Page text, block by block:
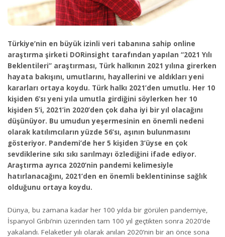
Türkiye’nin en büyük izinli veri tabanına sahip online
araştırma şirketi DORinsight tarafından yapılan “2021 Yılı
Beklentileri” araştırması, Türk halkının 2021 yılına girerken
hayata bakışını, umutlarını, hayallerini ve aldıkları yeni
kararları ortaya koydu. Türk halkı 2021’den umutlu. Her 10
kişiden 6’sı yeni yıla umutla girdiğini söylerken her 10
kişiden 5’i, 2021’in 2020’den çok daha iyi bir yıl olacağını
düşünüyor. Bu umudun yeşermesinin en önemli nedeni
olarak katılımcıların yüzde 56’sı, aşının bulunmasını
gösteriyor. Pandemi’de her 5 kişiden 3’üyse en çok
sevdiklerine sıkı sıkı sarılmayı özlediğini ifade ediyor.
Araştırma ayrıca 2020’nin pandemi kelimesiyle
hatırlanacağını, 2021’den en önemli beklentininse sağlık
olduğunu ortaya koydu.
Dünya, bu zamana kadar her 100 yılda bir görülen pandemiye,
İspanyol Gribi’nin üzerinden tam 100 yıl geçtikten sonra 2020’de
yakalandı. Felaketler yılı olarak anılan 2020’nin bir an önce sona